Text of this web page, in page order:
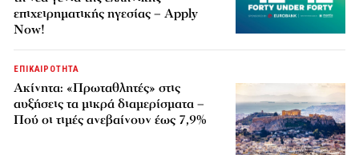
επιχειρηματικής ηγεσίας – Apply
Now!
ΕΠΙΚΑΙΡΟΤΗΤΑ
Ακίνητα: «Πρωταθλητές» στις
αυξήσεις τα μικρά διαμερίσματα –
Πού οι τιμές ανεβαίνουν έως 7,9%